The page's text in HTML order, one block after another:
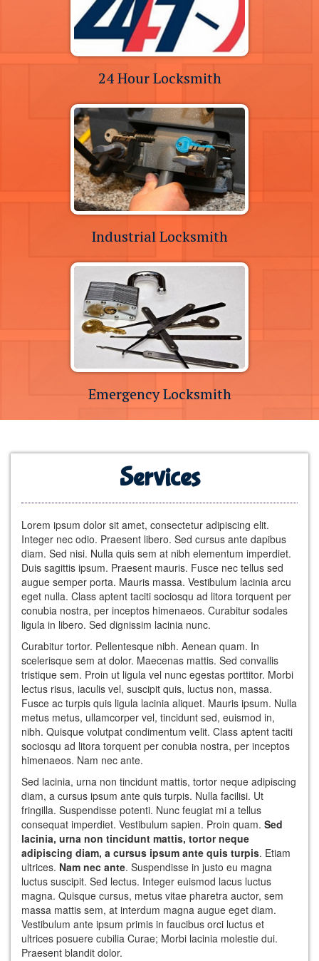
24 Hour Locksmith
Industrial Locksmith
Emergency Locksmith
Services
Lorem ipsum dolor sit amet, consectetur adipiscing elit.
Integer nec odio. Praesent libero. Sed cursus ante dapibus
diam. Sed nisi. Nulla quis sem at nibh elementum imperdiet.
Duis sagittis ipsum. Praesent mauris. Fusce nec tellus sed
augue semper porta. Mauris massa. Vestibulum lacinia arcu
eget nulla. Class aptent taciti sociosqu ad litora torquent per
conubia nostra, per inceptos himenaeos. Curabitur sodales
ligula in libero. Sed dignissim lacinia nunc.
Curabitur tortor. Pellentesque nibh. Aenean quam. In
scelerisque sem at dolor. Maecenas mattis. Sed convallis
tristique sem. Proin ut ligula vel nunc egestas porttitor. Morbi
lectus risus, iaculis vel, suscipit quis, luctus non, massa.
Fusce ac turpis quis ligula lacinia aliquet. Mauris ipsum. Nulla
metus metus, ullamcorper vel, tincidunt sed, euismod in,
nibh. Quisque volutpat condimentum velit. Class aptent taciti
sociosqu ad litora torquent per conubia nostra, per inceptos
himenaeos. Nam nec ante.
Sed lacinia, urna non tincidunt mattis, tortor neque adipiscing
diam, a cursus ipsum ante quis turpis. Nulla facilisi. Ut
fringilla. Suspendisse potenti. Nunc feugiat mi a tellus
consequat imperdiet. Vestibulum sapien. Proin quam. Sed
lacinia, urna non tincidunt mattis, tortor neque
adipiscing diam, a cursus ipsum ante quis turpis. Etiam
ultrices. Nam nec ante. Suspendisse in justo eu magna
luctus suscipit. Sed lectus. Integer euismod lacus luctus
magna. Quisque cursus, metus vitae pharetra auctor, sem
massa mattis sem, at interdum magna augue eget diam.
Vestibulum ante ipsum primis in faucibus orci luctus et
ultrices posuere cubilia Curae; Morbi lacinia molestie dui.
Praesent blandit dolor.